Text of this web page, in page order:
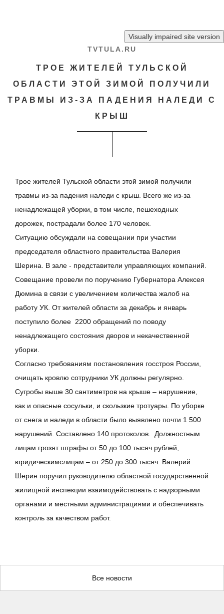
TVTULA.RU
ТРОЕ ЖИТЕЛЕЙ ТУЛЬСКОЙ
ОБЛАСТИ ЭТОЙ ЗИМОЙ ПОЛУЧИЛИ
ТРАВМЫ ИЗ-ЗА ПАДЕНИЯ НАЛЕДИ С
КРЫШ
Трое жителей Тульской области этой зимой получили
травмы из-за падения наледи с крыш. Всего же из-за
ненадлежащей уборки, в том числе, пешеходных
дорожек, пострадали более 170 человек.
Ситуацию обсуждали на совещании при участии
председателя областного правительства Валерия
Шерина. В зале - представители управляющих компаний.
Совещание провели по поручению Губернатора Алексея
Дюмина в связи с увеличением количества жалоб на
работу УК. От жителей области за декабрь и январь
поступило более 2200 обращений по поводу
ненадлежащего состояния дворов и некачественной
уборки.
Согласно требованиям постановления госстроя России,
очищать кровлю сотрудники УК должны регулярно.
Сугробы выше 30 сантиметров на крыше – нарушение,
как и опасные сосульки, и скользкие тротуары. По уборке
от снега и наледи в области было выявлено почти 1 500
нарушений. Составлено 140 протоколов. Должностным
лицам грозят штрафы от 50 до 100 тысяч рублей,
юридическимслицам – от 250 до 300 тысяч. Валерий
Шерин поручил руководителю областной государственной
жилищной инспекции взаимодействовать с надзорными
органами и местными администрациями и обеспечивать
контроль за качеством работ.
Все новости